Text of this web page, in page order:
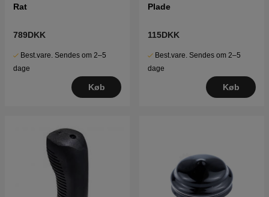
Rat
789DKK
Best.vare. Sendes om 2–5
dage
Køb
Plade
115DKK
Best.vare. Sendes om 2–5
dage
Køb